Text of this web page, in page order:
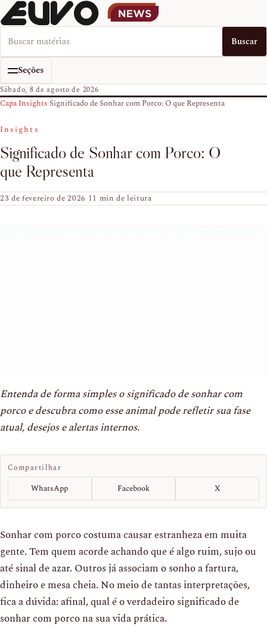
Buscar no EUVO News Buscar
Seções
Sábado, 8 de agosto de 2026
Capa›Insights›Significado de Sonhar com Porco: O que Representa
Insights
Significado de Sonhar com Porco: O
que Representa
23 de fevereiro de 2026·11 min de leitura
Entenda de forma simples o significado de sonhar com
porco e descubra como esse animal pode refletir sua fase
atual, desejos e alertas internos.
Compartilhar
WhatsApp Facebook X
Sonhar com porco costuma causar estranheza em muita
gente. Tem quem acorde achando que é algo ruim, sujo ou
até sinal de azar. Outros já associam o sonho a fartura,
dinheiro e mesa cheia. No meio de tantas interpretações,
fica a dúvida: afinal, qual é o verdadeiro significado de
sonhar com porco na sua vida prática.